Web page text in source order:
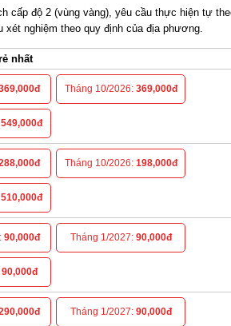
độ 2 (vùng vàng), yêu cầu thực hiện tự theo
nghiệm theo quy định của địa phương.
nhất
Tháng 10/2026:369,000đ
Tháng 10/2026:198,000đ
Tháng 1/2027:90,000đ
Tháng 1/2027:90,000đ